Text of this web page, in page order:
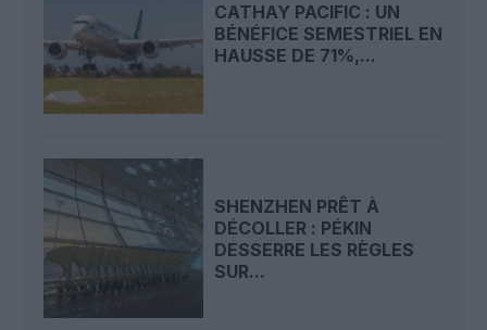
CATHAY PACIFIC : UN
BÉNÉFICE SEMESTRIEL EN
HAUSSE DE 71%,...
SHENZHEN PRÊT À
DÉCOLLER : PÉKIN
DESSERRE LES RÈGLES
SUR...